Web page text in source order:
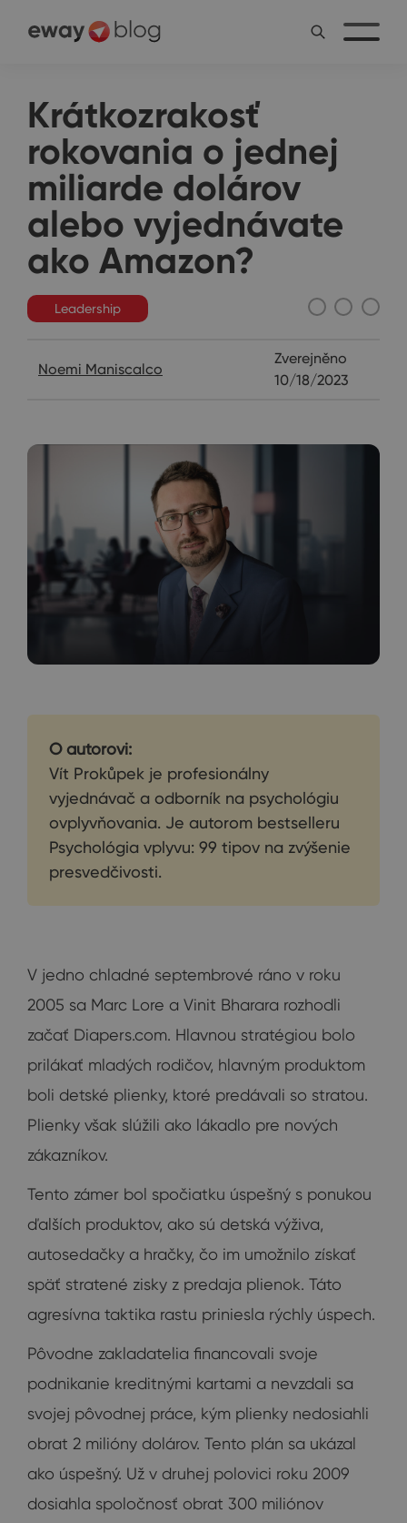
Krátkozrakosť
rokovania o jednej
miliarde dolárov
alebo vyjednávate
ako Amazon?
Leadership
Noemi Maniscalco
Zverejněno
10/18/2023
O autorovi:
Vít Prokůpek je profesionálny
vyjednávač a odborník na psychológiu
ovplyvňovania. Je autorom bestselleru
Psychológia vplyvu: 99 tipov na zvýšenie
presvedčivosti.
V jedno chladné septembrové ráno v roku
2005 sa Marc Lore a Vinit Bharara rozhodli
začať Diapers.com. Hlavnou stratégiou bolo
prilákať mladých rodičov, hlavným produktom
boli detské plienky, ktoré predávali so stratou.
Plienky však slúžili ako lákadlo pre nových
zákazníkov.
Tento zámer bol spočiatku úspešný s ponukou
ďalších produktov, ako sú detská výživa,
autosedačky a hračky, čo im umožnilo získať
späť stratené zisky z predaja plienok. Táto
agresívna taktika rastu priniesla rýchly úspech.
Pôvodne zakladatelia financovali svoje
podnikanie kreditnými kartami a nevzdali sa
svojej pôvodnej práce, kým plienky nedosiahli
obrat 2 milióny dolárov. Tento plán sa ukázal
ako úspešný. Už v druhej polovici roku 2009
dosiahla spoločnosť obrat 300 miliónov